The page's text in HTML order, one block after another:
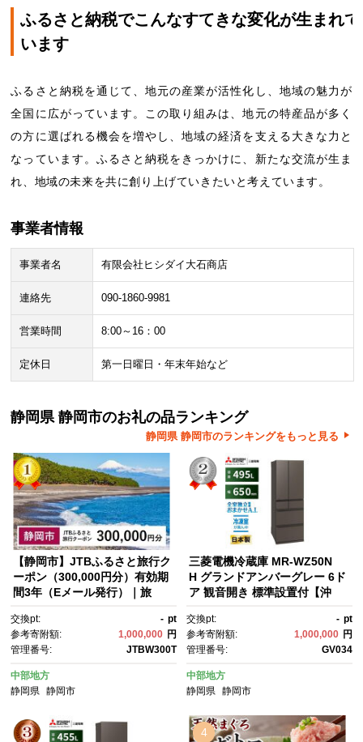
ふるさと納税でこんなすてきな変化が生まれて
います
ふるさと納税を通じて、地元の産業が活性化し、地域の魅力が
全国に広がっています。この取り組みは、地元の特産品が多く
の方に選ばれる機会を増やし、地域の経済を支える大きな力と
なっています。ふるさと納税をきっかけに、新たな交流が生ま
れ、地域の未来を共に創り上げていきたいと考えています。
事業者情報
事業者名 有限会社ヒシダイ大石商店
連絡先 090-1860-9981
営業時間 8:00～16：00
定休日 第一日曜日・年末年始など
静岡県 静岡市のお礼の品ランキング
静岡県 静岡市のランキングをもっと見る
【静岡市】JTBふるさと旅行ク
ーポン（300,000円分）有効期
間3年（Eメール発行）｜旅
B 宿泊 観光 体験 旅行券 宿泊
券 旅行予約 ホテル 旅館 チケ
ット 子供 子連れ カップル 家
族 人気 おすすめ 旅行クーポ
ン 店頭 オンライン ネット予
約 電話 有効期間3年
交換pt: - pt
参考寄附額:
1,000,000 円
管理番号:
JTBW300T
中部地方
静岡県
静岡市
三菱電機冷蔵庫 MR-WZ50N
H グランドアンバーグレー 6ド
ア 観音開き 標準設置付【沖
不可】冷凍庫 冷蔵 冷凍 家電 家
電製品 電化製品 キッチン家
電 家庭用
交換pt: - pt
参考寄附額:
1,000,000 円
管理番号:
GV034
中部地方
静岡県 静岡市
4